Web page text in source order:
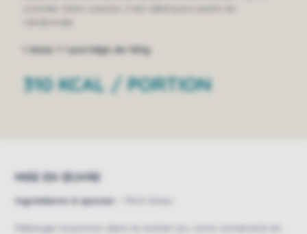
1 dose = 1 porridge de 160g
310 KCAL / PORTION
MISE EN ŒUVRE
Ingrédients à ajouter : 75ml d'eau
Mélanger la portion dans le sachet (ou votre contenant) en